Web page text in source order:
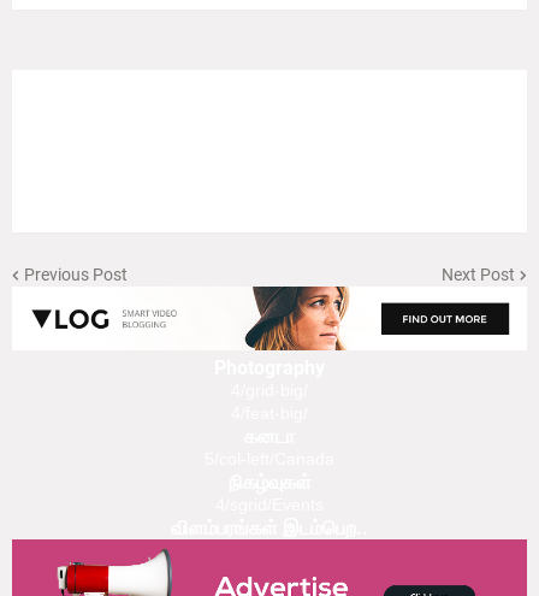
Previous Post Next Post